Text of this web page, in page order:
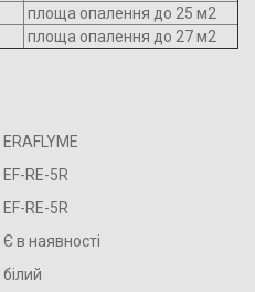
площа опалення до 25 м2
площа опалення до 27 м2
ERAFLYME
EF-RE-5R
EF-RE-5R
Є в наявності
білий